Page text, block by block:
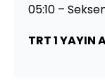
05:10 –
TRT 1 YAYIN